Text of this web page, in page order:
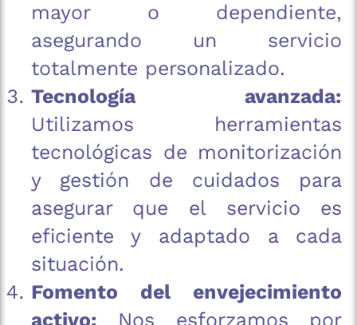
mayor o dependiente,
asegurando un servicio
totalmente personalizado.
Tecnología avanzada:
Utilizamos herramientas
tecnológicas de monitorización
y gestión de cuidados para
asegurar que el servicio es
eficiente y adaptado a cada
situación.
Fomento del envejecimiento
activo: Nos esforzamos por